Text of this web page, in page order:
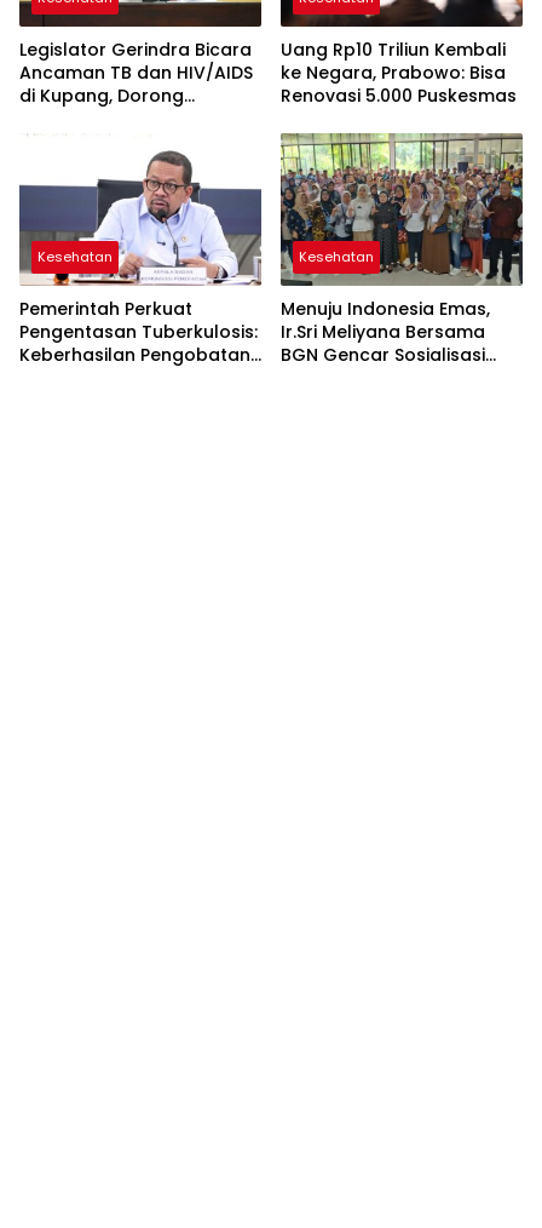
Legislator Gerindra Bicara
Ancaman TB dan HIV/AIDS
di Kupang, Dorong
Pasien
Uang Rp10 Triliun Kembali
ke Negara, Prabowo: Bisa
Renovasi 5.000 Puskesmas
Kesehatan
Pemerintah Perkuat
Pengentasan Tuberkulosis:
Keberhasilan Pengobatan
Kesehatan
Menuju Indonesia Emas,
Ir.Sri Meliyana Bersama
BGN Gencar Sosialisasi